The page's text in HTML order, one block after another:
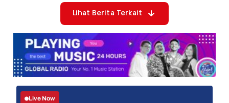
Lihat Berita Terkait
Live Now